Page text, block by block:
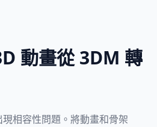
動畫從 3DM 轉
相容性問題。將動畫和骨架